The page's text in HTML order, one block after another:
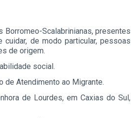
Borromeo-Scalabrinianas, presentes
de modo particular, pessoas
de origem.
social.
de Atendimento ao Migrante.
de Lourdes, em Caxias do Sul,